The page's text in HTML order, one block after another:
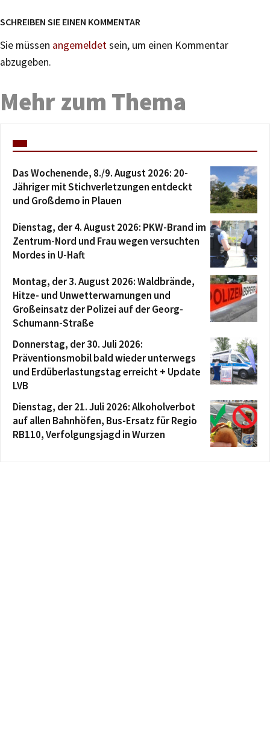
SCHREIBEN SIE EINEN KOMMENTAR
Sie müssen angemeldetsein, um einen Kommentar
abzugeben.
Mehr zum Thema
Das Wochenende, 8./9. August 2026: 20-
Jähriger mit Stichverletzungen entdeckt
und Großdemo in Plauen
Dienstag, der 4. August 2026: PKW-Brand im
Zentrum-Nord und Frau wegen versuchten
Mordes in U-Haft
Montag, der 3. August 2026: Waldbrände,
Hitze- und Unwetterwarnungen und
Großeinsatz der Polizei auf der Georg-
Schumann-Straße
Donnerstag, der 30. Juli 2026:
Präventionsmobil bald wieder unterwegs
und Erdüberlastungstag erreicht + Update
LVB
Dienstag, der 21. Juli 2026: Alkoholverbot
auf allen Bahnhöfen, Bus-Ersatz für Regio
RB110, Verfolgungsjagd in Wurzen